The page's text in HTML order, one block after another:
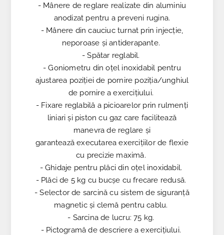
- Mânere de reglare realizate din aluminiu
anodizat pentru a preveni rugina.
- Mânere din cauciuc turnat prin injecție,
neporoase și antiderapante.
- Spătar reglabil.
- Goniometru din oțel inoxidabil pentru
ajustarea poziției de pornire poziția/unghiul
de pornire a exercițiului.
- Fixare reglabilă a picioarelor prin rulmenți
liniari și piston cu gaz care facilitează
manevra de reglare și
garantează executarea exercițiilor de flexie
cu precizie maximă.
- Ghidaje pentru plăci din oțel inoxidabil.
- Plăci de 5 kg cu bucșe cu frecare redusă.
- Selector de sarcină cu sistem de siguranță
magnetic și clemă pentru cablu.
- Sarcina de lucru: 75 kg.
- Pictogramă de descriere a exercițiului.